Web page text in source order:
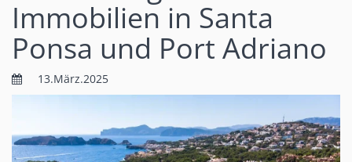
Immobilien in Santa
Ponsa und Port Adriano
13.März.2025